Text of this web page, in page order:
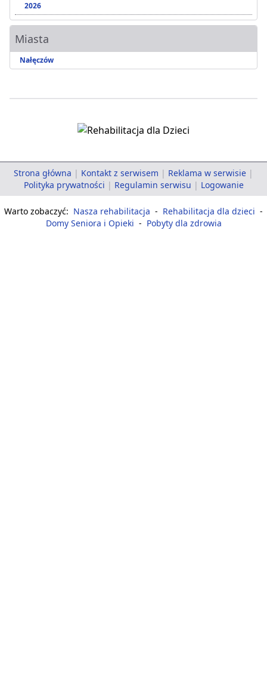
2026
Miasta
Nałęczów
Strona główna | Kontakt z serwisem | Reklama w serwisie |
Polityka prywatności | Regulamin serwisu | Logowanie
Warto zobaczyć: Nasza rehabilitacja - Rehabilitacja dla dzieci -
Domy Seniora i Opieki - Pobyty dla zdrowia